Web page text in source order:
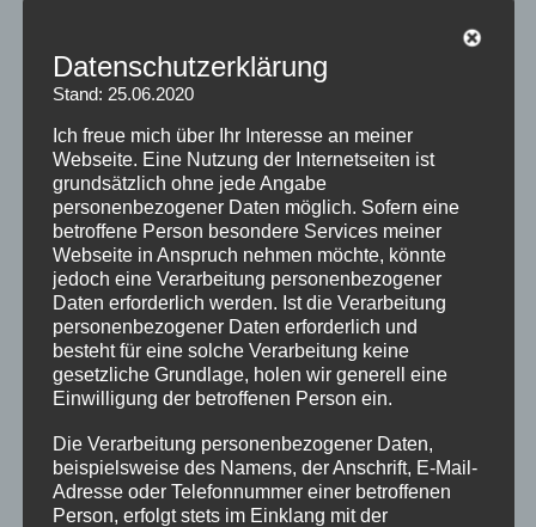
Aufwandsentschädigung für mein Ehrenamt.
Post
navigation
Schon wieder CDU-Krise im
Kenia-Vorzeigeland? Das
Frauentag oder Muttertag?
Welcher Typ bist du?
Schreibe einen Kommentar
Deine E-Mail-Adresse wird nicht veröffentlicht.Erforderliche
Felder sind mit*markiert
Kommentar
Datenschutzerklärung
Stand: 25.06.2020
Ich freue mich über Ihr Interesse an meiner
Webseite. Eine Nutzung der Internetseiten ist
grundsätzlich ohne jede Angabe
personenbezogener Daten möglich. Sofern eine
betroffene Person besondere Services meiner
Webseite in Anspruch nehmen möchte, könnte
jedoch eine Verarbeitung personenbezogener
Daten erforderlich werden. Ist die Verarbeitung
personenbezogener Daten erforderlich und
besteht für eine solche Verarbeitung keine
gesetzliche Grundlage, holen wir generell eine
Einwilligung der betroffenen Person ein.
Die Verarbeitung personenbezogener Daten,
beispielsweise des Namens, der Anschrift, E-Mail-
Adresse oder Telefonnummer einer betroffenen
Person, erfolgt stets im Einklang mit der